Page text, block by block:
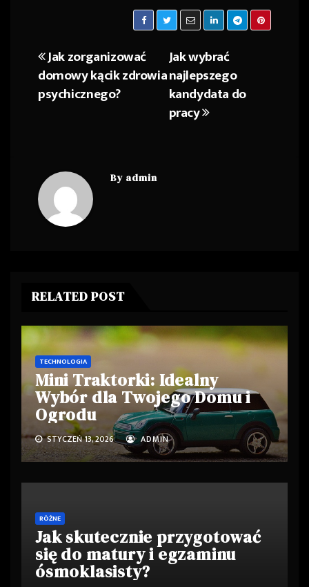
Nawigacja
wpisu
Jak wybrać
najlepszego
kandydata do
pracy
Jak zorganizować
domowy kącik zdrowia
psychicznego?
By admin
RELATED POST
TECHNOLOGIA
Mini Traktorki: Idealny
Wybór dla Twojego Domu i
Ogrodu
STYCZEŃ 13, 2026 ADMIN
RÓŻNE
Jak skutecznie przygotować
się do matury i egzaminu
ósmoklasisty?